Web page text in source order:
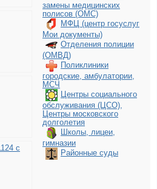
с
замены медицинских
полисов (ОМС)
МФЦ (центр госуслуг
Мои документы)
Отделения полиции
(ОМВД)
Поликлиники
городские, амбулатории,
МСЧ
Центры социального
обслуживания (ЦСО),
Центры московского
долголетия
Школы, лицеи,
гимназии
Районные суды